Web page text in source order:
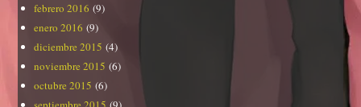
febrero 2016 (9)
enero 2016 (9)
diciembre 2015 (4)
noviembre 2015 (6)
octubre 2015 (6)